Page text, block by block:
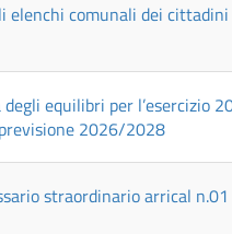
comunali dei
equilibri per l’esercizio
2026/2028
straordinario arrical